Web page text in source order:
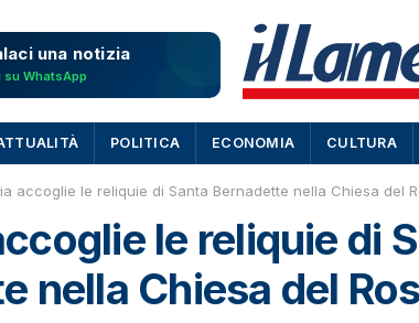
una notizia
su WhatsApp
POLITICA ECONOMIA CULTURA
accoglie le reliquie di Santa Bernadette nella Chiesa del
le reliquie di
nella Chiesa del